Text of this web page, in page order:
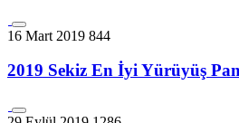
16 Mart 2019 844
2019 Sekiz En İyi Yürüyüş